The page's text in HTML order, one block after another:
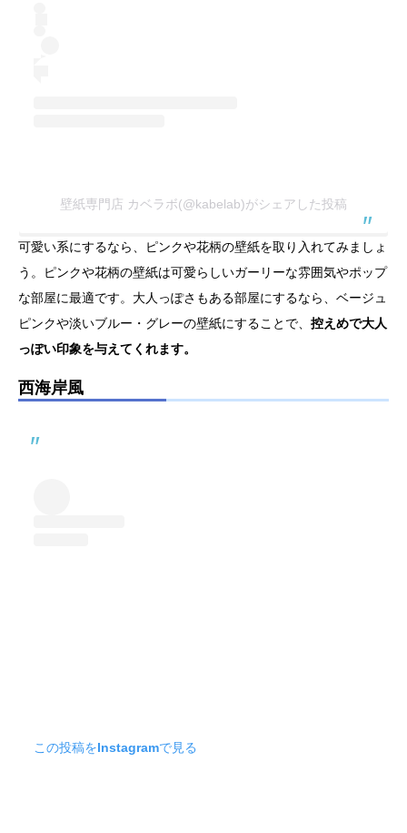
壁紙専門店 カベラボ(@kabelab)がシェアした投稿
可愛い系にするなら、ピンクや花柄の壁紙を取り入れてみましょ
う。ピンクや花柄の壁紙は可愛らしいガーリーな雰囲気やポップ
な部屋に最適です。大人っぽさもある部屋にするなら、ベージュ
ピンクや淡いブルー・グレーの壁紙にすることで、 控えめで大人
っぽい印象を与えてくれます。
西海岸風
この投稿をInstagramで見る